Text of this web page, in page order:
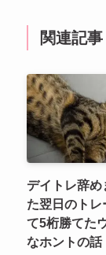
関連記事
デイトレ辞め
た翌日のトレ
て5桁勝てた
なホントの話